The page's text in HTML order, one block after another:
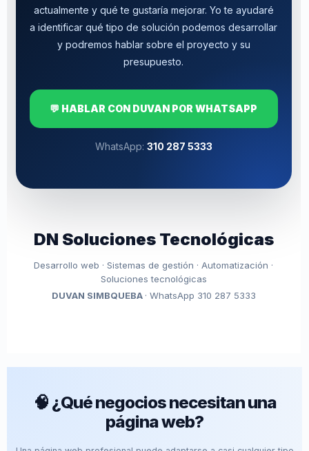
actualmente y qué te gustaría mejorar. Yo te ayudaré
a identificar qué tipo de solución podemos desarrollar
y podremos hablar sobre el proyecto y su
presupuesto.
💬 HABLAR CON DUVAN POR WHATSAPP
WhatsApp: 310 287 5333
DN Soluciones Tecnológicas
Desarrollo web · Sistemas de gestión · Automatización ·
Soluciones tecnológicas
DUVAN SIMBQUEBA · WhatsApp 310 287 5333
🧠 ¿Qué negocios necesitan una
página web?